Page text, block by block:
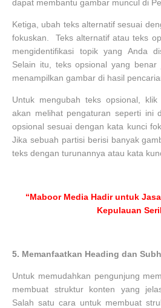
dapat membantu gambar muncul di
Ketiga, ubah teks alternatif sesuai
fokuskan. Teks alternatif atau teks
mengidentifikasi topik yang Anda
Selain itu, teks opsional yang benar
menampilkan gambar di hasil
Untuk mengubah teks opsional,
akan melihat pengaturan seperti
opsional sesuai dengan kata kunci
Jika sebuah partisi berisi banyak
teks dengan turunannya atau kata
“Maboor Media Hadir untuk
Kepulauan
5. Memanfaatkan Heading dan
Untuk memudahkan pengunjung
membuat struktur konten yang
Salah satu cara untuk membuat